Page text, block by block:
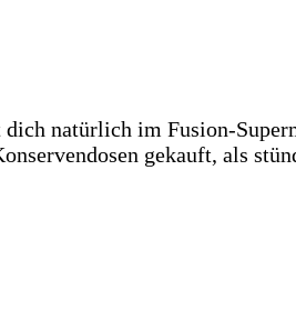
natürlich im Fusion-
gekauft, als